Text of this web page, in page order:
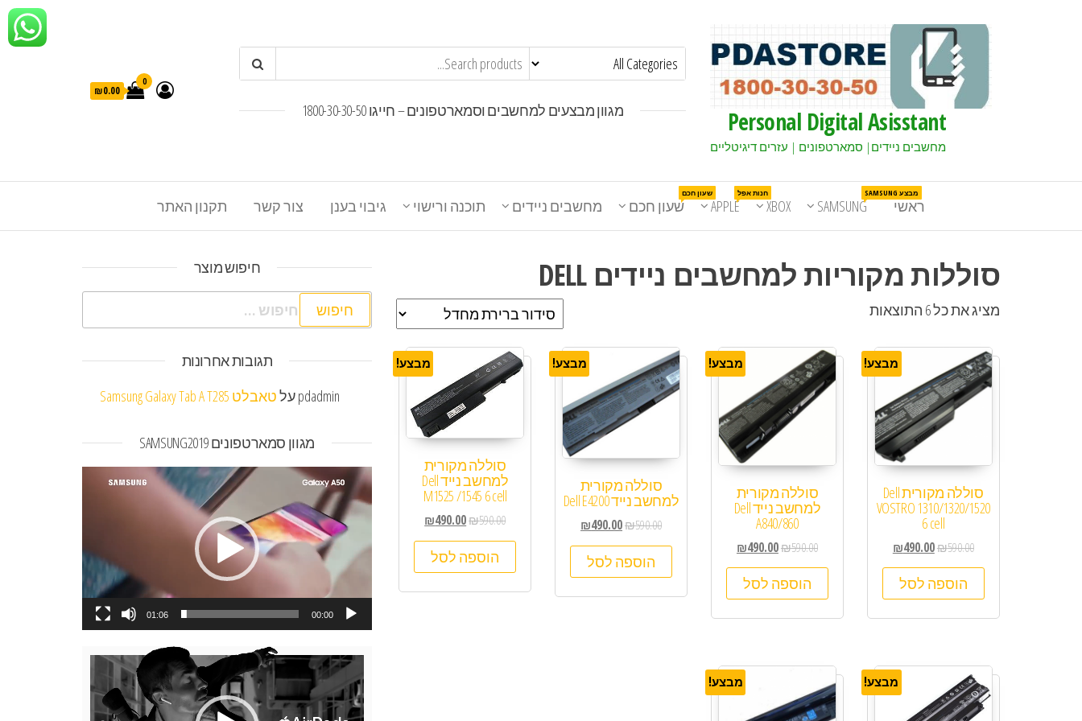
Personal Digital Asisstant
מחשבים ניידים| סמארטפונים | עזרים דיגיטליים
מגוון מבצעים למחשבים וסמארטפונים – חייגו 1800-30-30-50
0
₪0.00
ראשי SAMSUNG
מבצע SAMSUNG
XBOX
APPLE
חנות אפל
שעון חכם
שעון חכם
מחשבים ניידים תוכנה ורישוי גיבוי בענן צור קשר תקנון האתר
סוללות מקוריות למחשבים ניידים DELL
מציג את כל 6 התוצאות
מבצע!
סוללה מקורית Dell
VOSTRO 1310/1320/1520
6 cell
₪590.00
₪490.00
הוספה לסל
מבצע!
סוללה מקורית
למחשב נייד Dell
A840/860
₪590.00
₪490.00
הוספה לסל
מבצע!
סוללה מקורית
למחשב נייד Dell E4200
₪590.00
₪490.00
הוספה לסל
מבצע!
סוללה מקורית
למחשב נייד Dell
M1525 /1545 6 cell
₪590.00
₪490.00
הוספה לסל
מבצע! מבצע!
חיפוש מוצר
חיפוש:
תגובות אחרונות
pdadminעלטאבלט Samsung Galaxy Tab A T285
מגוון סמארטפונים SAMSUNG2019
נגן
וידאו
00:00
01:06
נגן
וידאו